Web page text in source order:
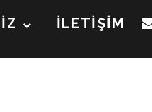
İLETİŞİM